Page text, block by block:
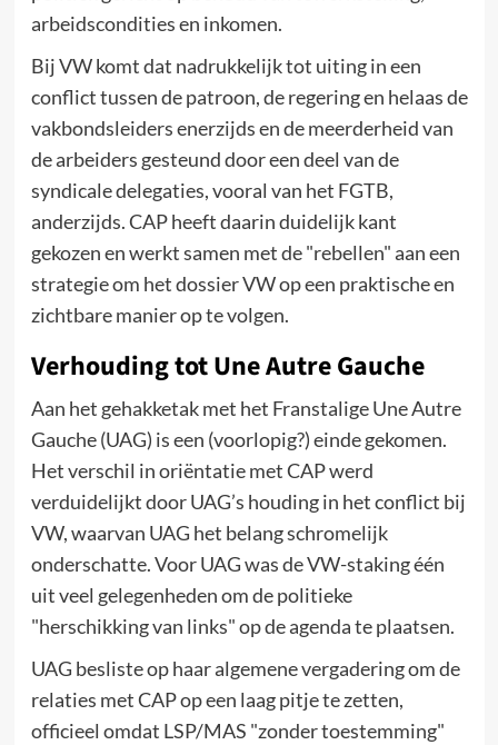
arbeidscondities en inkomen.
Bij VW komt dat nadrukkelijk tot uiting in een
conflict tussen de patroon, de regering en helaas de
vakbondsleiders enerzijds en de meerderheid van
de arbeiders gesteund door een deel van de
syndicale delegaties, vooral van het FGTB,
anderzijds. CAP heeft daarin duidelijk kant
gekozen en werkt samen met de "rebellen" aan een
strategie om het dossier VW op een praktische en
zichtbare manier op te volgen.
Verhouding tot Une Autre Gauche
Aan het gehakketak met het Franstalige Une Autre
Gauche (UAG) is een (voorlopig?) einde gekomen.
Het verschil in oriëntatie met CAP werd
verduidelijkt door UAG’s houding in het conflict bij
VW, waarvan UAG het belang schromelijk
onderschatte. Voor UAG was de VW-staking één
uit veel gelegenheden om de politieke
"herschikking van links" op de agenda te plaatsen.
UAG besliste op haar algemene vergadering om de
relaties met CAP op een laag pitje te zetten,
officieel omdat LSP/MAS "zonder toestemming"